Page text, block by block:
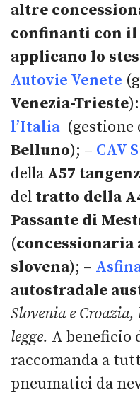
altre
confinanti con
applicano lo
Autovie Venete
Venezia-Trieste
l’Italia (gestione
Belluno); – CAV
della A57
del tratto della
Passante di
(concessionaria
slovena); –
autostradale
Slovenia e Croazia,
legge. A beneficio
raccomanda a
pneumatici da